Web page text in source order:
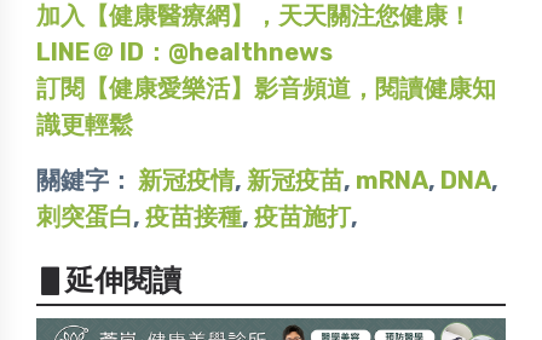
加入【健康醫療網】，天天關注您健康！
LINE＠ ID：@healthnews
訂閱【健康愛樂活】影音頻道，閱讀健康知
識更輕鬆
關鍵字： 新冠疫情, 新冠疫苗, mRNA, DNA,
刺突蛋白, 疫苗接種, 疫苗施打,
▋延伸閱讀